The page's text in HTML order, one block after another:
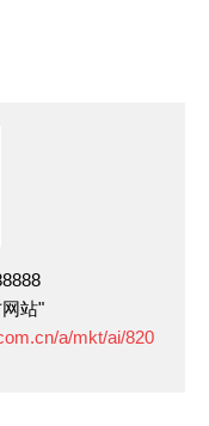
站"
a/mkt/ai/820